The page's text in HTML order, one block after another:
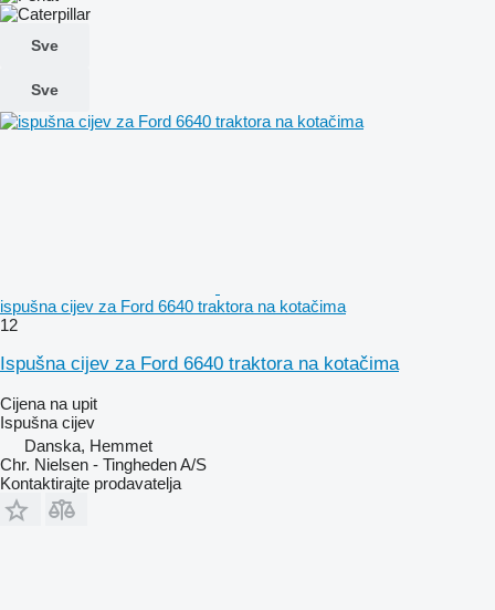
Sve
Sve
ispušna cijev za Ford 6640 traktora na kotačima
12
Ispušna cijev za Ford 6640 traktora na kotačima
Cijena na upit
Ispušna cijev
Danska, Hemmet
Chr. Nielsen - Tingheden A/S
Kontaktirajte prodavatelja